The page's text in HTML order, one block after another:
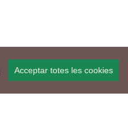
Acceptar totes les cookies